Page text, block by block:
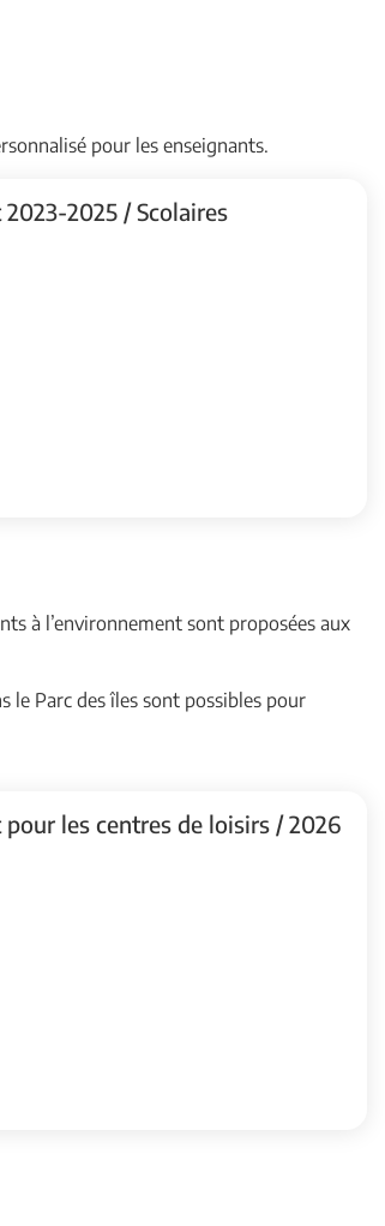
pour les enseignants.
2025 / Scolaires
à l’environnement sont proposées aux
le Parc des îles sont possibles pour
les centres de loisirs / 2026